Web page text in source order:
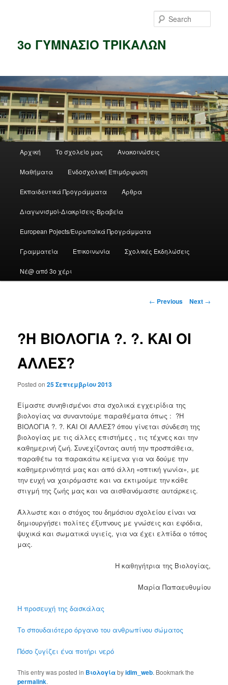
3ο ΓΥΜΝΑΣΙΟ ΤΡΙΚΑΛΩΝ
Αρχική Το σχολείο μας Ανακοινώσεις
Μαθήματα Ενδοσχολική Επιμόρφωση
Εκπαιδευτικά Προγράμματα Άρθρα
Διαγωνισμοί-Διακρίσεις-Βραβεία
European Pojects/Ευρωπαϊκά Προγράμματα
Γραμματεία Επικοινωνία Σχολικές Εκδηλώσεις
Νέ@ από 3ο χέρι
Post
← Previous Next →
?H ΒΙΟΛΟΓΙΑ ?. ?. ΚΑΙ ΟΙ
ΑΛΛΕΣ?
Posted on25 Σεπτεμβρίου 2013
Είμαστε συνηθισμένοι στα σχολικά εγχειρίδια της
βιολογίας να συναντούμε παραθέματα όπως : ?H
ΒΙΟΛΟΓΙΑ ?. ?. ΚΑΙ ΟΙ ΑΛΛΕΣ? όπου γίνεται σύνδεση της
βιολογίας με τις άλλες επιστήμες , τις τέχνες και την
καθημερινή ζωή. Συνεχίζοντας αυτή την προσπάθεια,
παραθέτω τα παρακάτω κείμενα για να δούμε την
καθημερινότητά μας και από άλλη «οπτική γωνία», με
την ευχή να χαιρόμαστε και να εκτιμούμε την κάθε
στιγμή της ζωής μας και να αισθανόμαστε αυτάρκεις.
Άλλωστε και ο στόχος του δημόσιου σχολείου είναι να
δημιουργήσει πολίτες έξυπνους με γνώσεις και εφόδια,
ψυχικά και σωματικά υγιείς, για να έχει ελπίδα ο τόπος
μας.
Η καθηγήτρια της Βιολογίας,
Μαρία Παπαευθυμίου
Η προσευχή της δασκάλας
Το σπουδαιότερο όργανο του ανθρωπίνου σώματος
Πόσο ζυγίζει ένα ποτήρι νερό
This entry was posted in Βιολογίαbyidim_web. Bookmark the
permalink.